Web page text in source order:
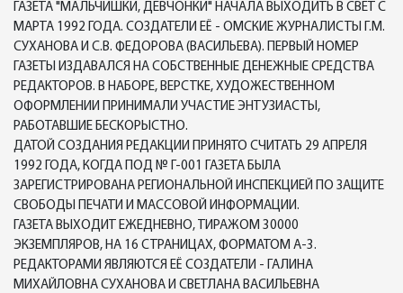
ГАЗЕТА "МАЛЬЧИШКИ, ДЕВЧОНКИ" НАЧАЛА ВЫХОДИТЬ В СВЕТ С
МАРТА 1992 ГОДА. СОЗДАТЕЛИ ЕЁ - ОМСКИЕ ЖУРНАЛИСТЫ Г.М.
СУХАНОВА И С.В. ФЕДОРОВА (ВАСИЛЬЕВА). ПЕРВЫЙ НОМЕР
ГАЗЕТЫ ИЗДАВАЛСЯ НА СОБСТВЕННЫЕ ДЕНЕЖНЫЕ СРЕДСТВА
РЕДАКТОРОВ. В НАБОРЕ, ВЕРСТКЕ, ХУДОЖЕСТВЕННОМ
ОФОРМЛЕНИИ ПРИНИМАЛИ УЧАСТИЕ ЭНТУЗИАСТЫ,
РАБОТАВШИЕ БЕСКОРЫСТНО.
ДАТОЙ СОЗДАНИЯ РЕДАКЦИИ ПРИНЯТО СЧИТАТЬ 29 АПРЕЛЯ
1992 ГОДА, КОГДА ПОД № Г-001 ГАЗЕТА БЫЛА
ЗАРЕГИСТРИРОВАНА РЕГИОНАЛЬНОЙ ИНСПЕКЦИЕЙ ПО ЗАЩИТЕ
СВОБОДЫ ПЕЧАТИ И МАССОВОЙ ИНФОРМАЦИИ.
ГАЗЕТА ВЫХОДИТ ЕЖЕДНЕВНО, ТИРАЖОМ 30000
ЭКЗЕМПЛЯРОВ, НА 16 СТРАНИЦАХ, ФОРМАТОМ А-3.
РЕДАКТОРАМИ ЯВЛЯЮТСЯ ЕЁ СОЗДАТЕЛИ - ГАЛИНА
МИХАЙЛОВНА СУХАНОВА И СВЕТЛАНА ВАСИЛЬЕВНА